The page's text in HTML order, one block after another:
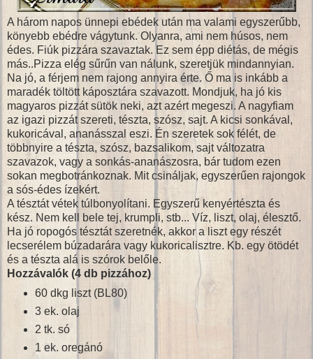
A három napos ünnepi ebédek után ma valami egyszerűbb,
könyebb ebédre vágytunk. Olyanra, ami nem húsos, nem
édes. Fiúk pizzára szavaztak. Ez sem épp diétás, de mégis
más..Pizza elég sűrűn van nálunk, szeretjük mindannyian.
Na jó, a férjem nem rajong annyira érte. Ő ma is inkább a
maradék töltött káposztára szavazott. Mondjuk, ha jó kis
magyaros pizzát sütök neki, azt azért megeszi. A nagyfiam
az igazi pizzát szereti, tészta, szósz, sajt. A kicsi sonkával,
kukoricával, ananásszal eszi. Én szeretek sok félét, de
többnyire a tészta, szósz, bazsalikom, sajt változatra
szavazok, vagy a sonkás-ananászosra, bár tudom ezen
sokan megbotránkoznak. Mit csináljak, egyszerűen rajongok
a sós-édes ízekért.
A tésztát vétek túlbonyolítani. Egyszerű kenyértészta és
kész. Nem kell bele tej, krumpli, stb... Víz, liszt, olaj, élesztő.
Ha jó ropogós tésztát szeretnék, akkor a liszt egy részét
lecserélem búzadarára vagy kukoricalisztre. Kb. egy ötödét
és a tészta alá is szórok belőle.
Hozzávalók (4 db pizzához)
60 dkg liszt (BL80)
3 ek. olaj
2 tk. só
1 ek. oregánó